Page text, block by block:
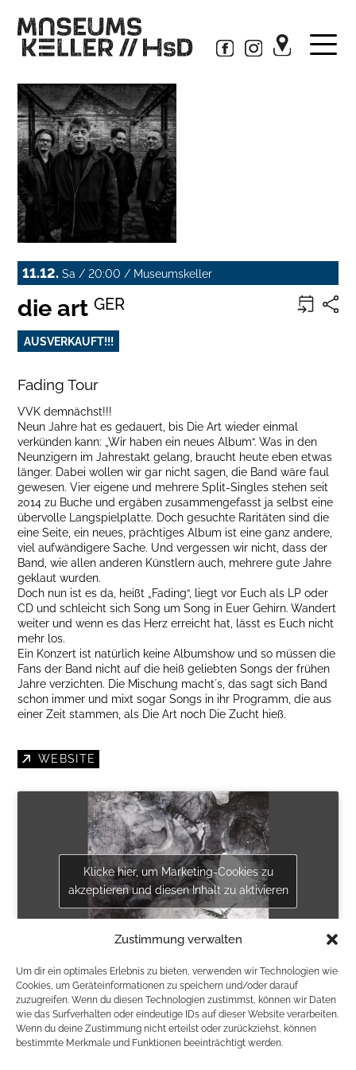
Zustimmung verwalten
Um dir ein optimales Erlebnis zu bieten, verwenden wir Technologien wie
Cookies, um Geräteinformationen zu speichern und/oder darauf
zuzugreifen. Wenn du diesen Technologien zustimmst, können wir Daten
wie das Surfverhalten oder eindeutige IDs auf dieser Website verarbeiten.
Wenn du deine Zustimmung nicht erteilst oder zurückziehst, können
bestimmte Merkmale und Funktionen beeinträchtigt werden.
11.12. Sa / 20:00 / Museumskeller
die artGER
AUSVERKAUFT!!!
Fading Tour
VVK demnächst!!!
Neun Jahre hat es gedauert, bis Die Art wieder einmal
verkünden kann: „Wir haben ein neues Album“. Was in den
Neunzigern im Jahrestakt gelang, braucht heute eben etwas
länger. Dabei wollen wir gar nicht sagen, die Band wäre faul
gewesen. Vier eigene und mehrere Split-Singles stehen seit
2014 zu Buche und ergäben zusammengefasst ja selbst eine
übervolle Langspielplatte. Doch gesuchte Raritäten sind die
eine Seite, ein neues, prächtiges Album ist eine ganz andere,
viel aufwändigere Sache. Und vergessen wir nicht, dass der
Band, wie allen anderen Künstlern auch, mehrere gute Jahre
geklaut wurden.
Doch nun ist es da, heißt „Fading“, liegt vor Euch als LP oder
CD und schleicht sich Song um Song in Euer Gehirn. Wandert
weiter und wenn es das Herz erreicht hat, lässt es Euch nicht
mehr los.
Ein Konzert ist natürlich keine Albumshow und so müssen die
Fans der Band nicht auf die heiß geliebten Songs der frühen
Jahre verzichten. Die Mischung macht´s, das sagt sich Band
schon immer und mixt sogar Songs in ihr Programm, die aus
einer Zeit stammen, als Die Art noch Die Zucht hieß.
WEBSITE
Klicke hier, um Marketing-Cookies zu
akzeptieren und diesen Inhalt zu aktivieren
PRÄSENTIERT VON BAR`N EVENT GMBH
VVK 25 € / Einlass 19:00